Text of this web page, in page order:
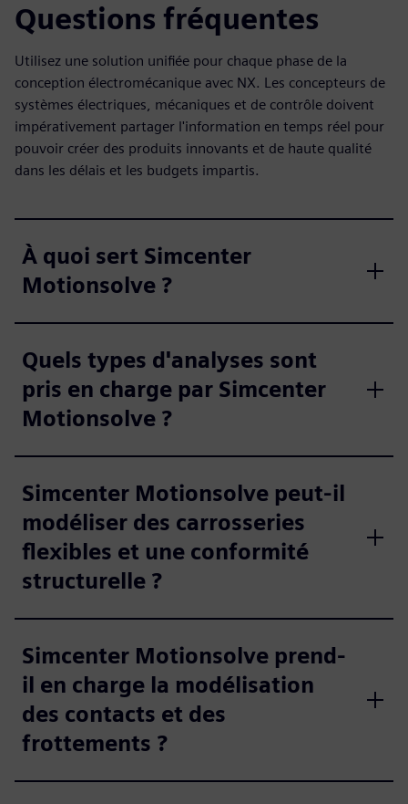
Questions fréquentes
Utilisez une solution unifiée pour chaque phase de la
conception électromécanique avec NX. Les concepteurs de
systèmes électriques, mécaniques et de contrôle doivent
impérativement partager l'information en temps réel pour
pouvoir créer des produits innovants et de haute qualité
dans les délais et les budgets impartis.
À quoi sert Simcenter
Motionsolve ?
Quels types d'analyses sont
pris en charge par Simcenter
Motionsolve ?
Simcenter Motionsolve peut-il
modéliser des carrosseries
flexibles et une conformité
structurelle ?
Simcenter Motionsolve prend-
il en charge la modélisation
des contacts et des
frottements ?